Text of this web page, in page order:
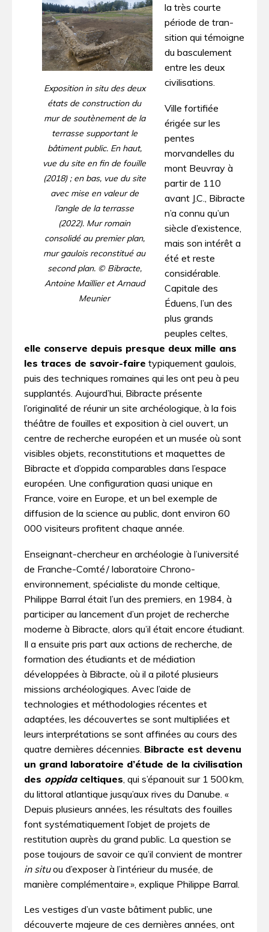
Exposition in situ des deux
états de construction du
mur de soutènement de la
terrasse supportant le
bâtiment public. En haut,
vue du site en fin de fouille
(2018) ; en bas, vue du site
avec mise en valeur de
l’angle de la terrasse
(2022). Mur romain
consolidé au premier plan,
mur gaulois reconstitué au
second plan. © Bibracte,
Antoine Maillier et Arnaud
Meunier
la très courte
période de tran­
sition qui témoigne
du basculement
entre les deux
civilisations.
Ville fortifiée
érigée sur les
pentes
morvandelles du
mont Beuvray à
partir de 110
avant J.C., Bibracte
n’a connu qu’un
siècle d’existence,
mais son intérêt a
été et reste
considérable.
Capitale des
Éduens, l’un des
plus grands
peuples celtes,
elle conserve depuis presque deux mille ans
les traces de savoir-faire typiquement gaulois,
puis des techniques romaines qui les ont peu à peu
supplantés. Aujourd’hui, Bibracte présente
l’originalité de réunir un site archéologique, à la fois
théâtre de fouilles et exposition à ciel ouvert, un
centre de recherche européen et un musée où sont
visibles objets, reconstitutions et maquettes de
Bibracte et d’oppida comparables dans l’espace
européen. Une configuration quasi unique en
France, voire en Europe, et un bel exemple de
diffusion de la science au public, dont environ 60
000 visiteurs profitent chaque année.
Enseignant-chercheur en archéologie à l’université
de Franche-Comté / laboratoire Chrono-
environnement, spécialiste du monde celtique,
Philippe Barral était l’un des premiers, en 1984, à
participer au lancement d’un projet de recherche
moderne à Bibracte, alors qu’il était encore étudiant.
Il a ensuite pris part aux actions de recherche, de
formation des étudiants et de médiation
développées à Bibracte, où il a piloté plusieurs
missions archéologiques. Avec l’aide de
technologies et méthodologies récentes et
adaptées, les découvertes se sont multipliées et
leurs interprétations se sont affinées au cours des
quatre dernières décennies. Bibracte est devenu
un grand laboratoire d’étude de la civilisation
des oppidaceltiques , qui s’épanouit sur 1 500 km,
du littoral atlantique jusqu’aux rives du Danube. «
Depuis plusieurs années, les résultats des fouilles
font systématiquement l’objet de projets de
restitution auprès du grand public. La question se
pose toujours de savoir ce qu’il convient de montrer
in situou d’exposer à l’intérieur du musée, de
manière complémentaire », explique Philippe Barral.
Les vestiges d’un vaste bâtiment public, une
découverte majeure de ces dernières années, ont